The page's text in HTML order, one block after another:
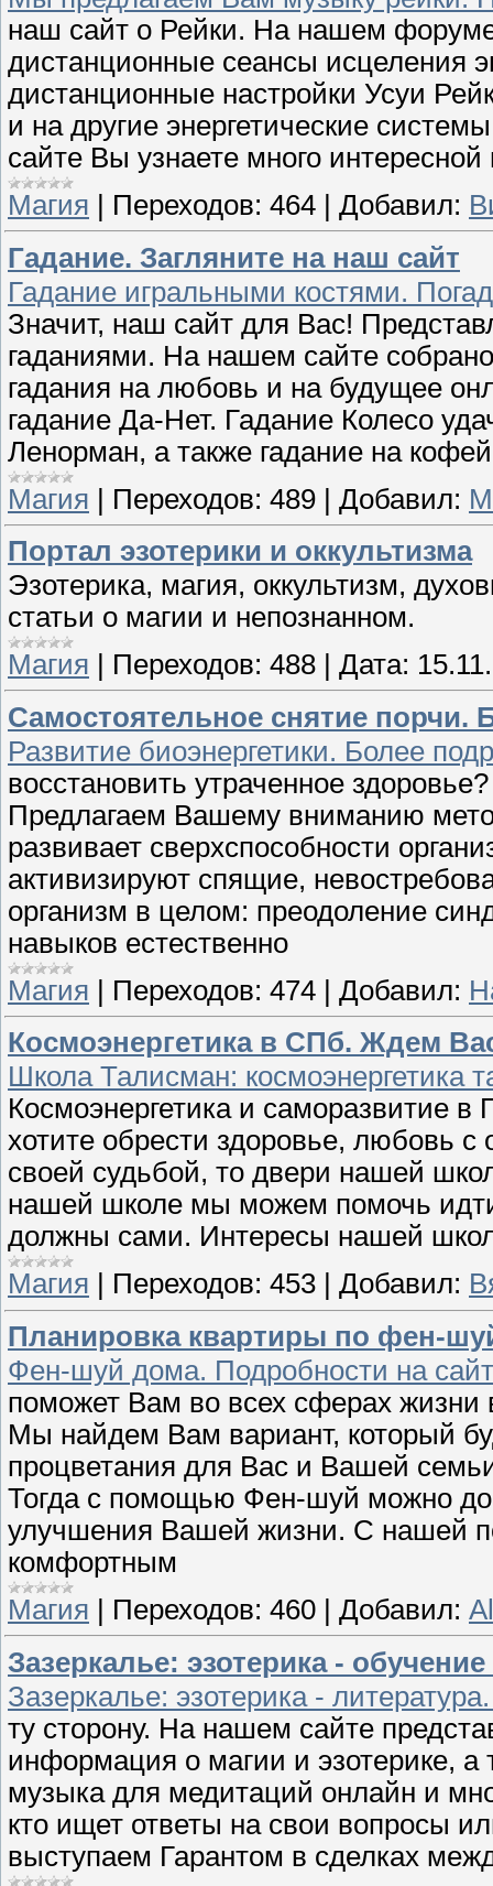
наш сайт о Рейки. На нашем
дистанционные сеансы исцеления
дистанционные настройки Усуи
и на другие энергетические
сайте Вы узнаете много
Магия
Переходов: 464 Добавил:
Гадание. Загляните на наш сайт
Гадание игральными костями.
Значит, наш сайт для Вас!
гаданиями. На нашем сайте
гадания на любовь и на будущее
гадание Да-Нет. Гадание Колесо
Ленорман, а также гадание на
Магия | Переходов: 489 | Добавил:
Портал эзотерики и оккультизма
Эзотерика, магия, оккультизм,
статьи о магии и непознанном.
Магия
Переходов: 488 Дата:
Самостоятельное снятие
Развитие биоэнергетики. Более
восстановить утраченное
Предлагаем Вашему вниманию
развивает сверхспособности
активизируют спящие,
организм в целом: преодоление
навыков естественно
Магия
Переходов: 474 Добавил:
Космоэнергетика в СПб. Ждем
Школа Талисман: космоэнергетика
Космоэнергетика и саморазвитие
хотите обрести здоровье, любовь
своей судьбой, то двери нашей
нашей школе мы можем помочь
должны сами. Интересы нашей
Магия
Переходов: 453 Добавил:
Планировка квартиры по фен-
Фен-шуй дома. Подробности на
поможет Вам во всех сферах жизни
Мы найдем Вам вариант, который
процветания для Вас и Вашей
Тогда с помощью Фен-шуй можно
улучшения Вашей жизни. С нашей
комфортным
Магия
Переходов: 460 Добавил:
Зазеркалье: эзотерика - обучение
Зазеркалье: эзотерика -
ту сторону. На нашем сайте
информация о магии и эзотерике,
музыка для медитаций онлайн и
кто ищет ответы на свои вопросы
выступаем Гарантом в сделках